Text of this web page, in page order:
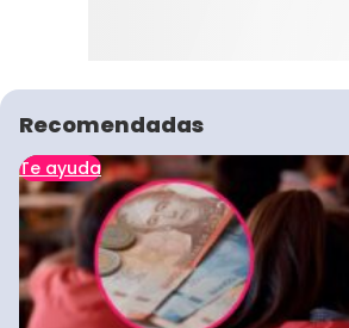
Recomendadas
Te ayuda